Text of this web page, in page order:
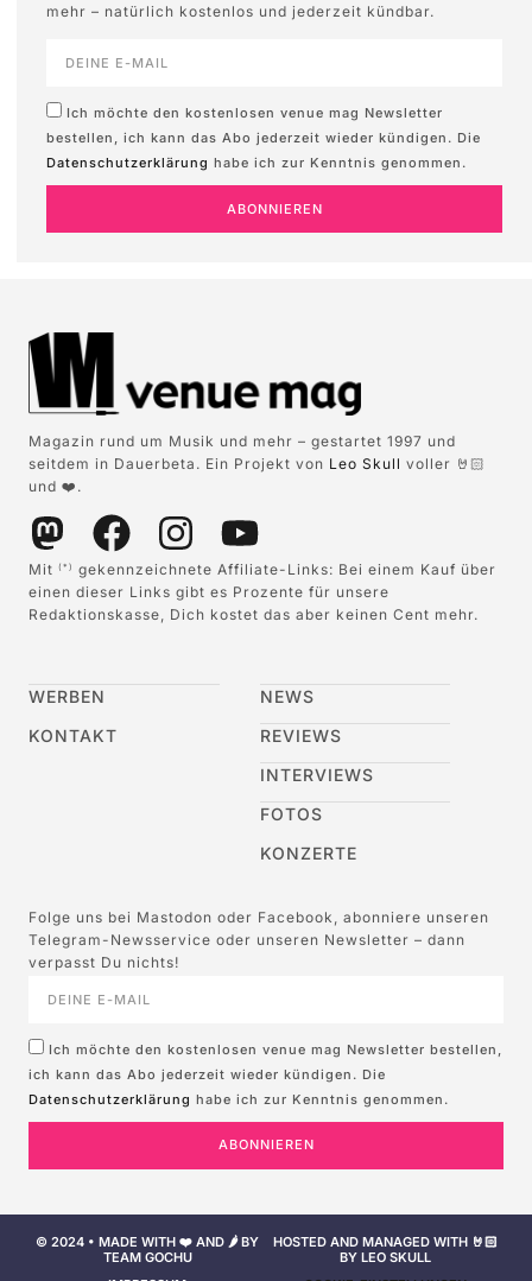
mehr – natürlich kostenlos und jederzeit kündbar.
Ich möchte den kostenlosen venue mag Newsletter
bestellen, ich kann das Abo jederzeit wieder kündigen. Die
Datenschutzerklärung habe ich zur Kenntnis genommen.
ABONNIEREN
Magazin rund um Musik und mehr – gestartet 1997 und
seitdem in Dauerbeta. Ein Projekt von Leo Skull voller 🤘🏻
und ❤️.
Mit (*)
gekennzeichnete Affiliate-Links: Bei einem Kauf über
einen dieser Links gibt es Prozente für unsere
Redaktionskasse, Dich kostet das aber keinen Cent mehr.
WERBEN
KONTAKT
NEWS
REVIEWS
INTERVIEWS
FOTOS
KONZERTE
Folge uns bei Mastodon oder Facebook, abonniere unseren
Telegram-Newsservice oder unseren Newsletter – dann
verpasst Du nichts!
Ich möchte den kostenlosen venue mag Newsletter bestellen,
ich kann das Abo jederzeit wieder kündigen. Die
Datenschutzerklärung habe ich zur Kenntnis genommen.
ABONNIEREN
© 2024 • MADE WITH ❤️ AND 🌶️ BY
TEAM GOCHU
HOSTED AND MANAGED WITH 🤘🏻
BY LEO SKULL